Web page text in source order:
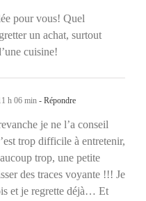
pour vous! Quel
un achat, surtout
cuisine!
h 06 min - Répondre
je ne l’a conseil
trop difficile à entretenir,
trop, une petite
des traces voyante !!! Je
et je regrette déjà… Et